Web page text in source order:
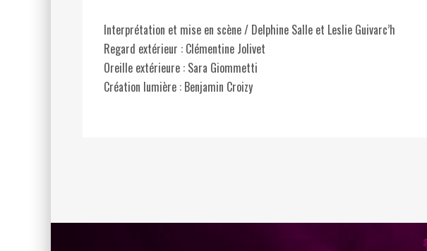
Interprétation et mise en scène / Delphine Salle et Leslie Guivarc’h
Regard extérieur : Clémentine Jolivet
Oreille extérieure : Sara Giommetti
Création lumière : Benjamin Croizy